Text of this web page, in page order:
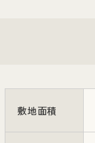
敷地面積